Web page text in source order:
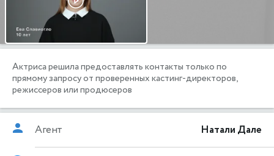
Актриса решила предоставлять контакты только по
прямому запросу от проверенных кастинг-директоров,
режиссеров или продюсеров
Агент Натали Дале